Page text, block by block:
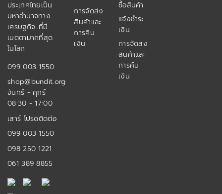
ประเทศไทยเป็น
มหาอำนาจทาง
เศรษฐกิจ..ที่มี
เมตตามากที่สุด
ในโลก
099 003 1550
shop@bundit.org
จันทร์ - ศุกร์
08:30 - 17:00
เสาร์ โปรดติดต่อ
099 003 1550
098 250 1221
061 389 8855
การจัดส่ง
สินค้าและ
การคืน
เงิน
ซื้อสินค้า
แจ้งชำระ
เงิน
การจัดส่ง
สินค้าและ
การคืน
เงิน